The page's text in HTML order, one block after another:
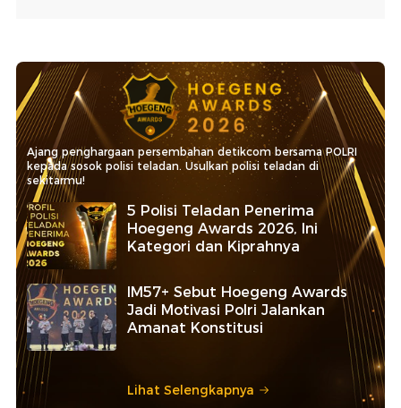
Ajang penghargaan persembahan detikcom bersama POLRI
kepada sosok polisi teladan. Usulkan polisi teladan di
sekitarmu!
5 Polisi Teladan Penerima
Hoegeng Awards 2026, Ini
Kategori dan Kiprahnya
IM57+ Sebut Hoegeng Awards
Jadi Motivasi Polri Jalankan
Amanat Konstitusi
Lihat Selengkapnya